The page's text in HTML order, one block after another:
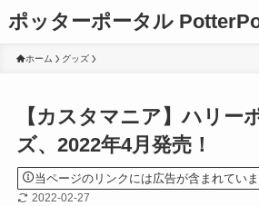
ポッターポータル
ホーム グッズ
【カスタマニア】ハリー
ズ、2022年4月発売！
当ページのリンクには広告が含まれていま
2022-02-27